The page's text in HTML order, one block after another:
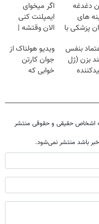
دغدغه
های
پزشکی با
اگر میخوای
ایمپلنت کنی
الان وقتشه |
میلیون تومان!!!
بنفس
بزن (ژل
ویدیو هولناک از
جوان کارتن
خوابی که
اشخاص حقیقی و حقوقی منتشر
خبر باشد منتشر نمی‌شود.